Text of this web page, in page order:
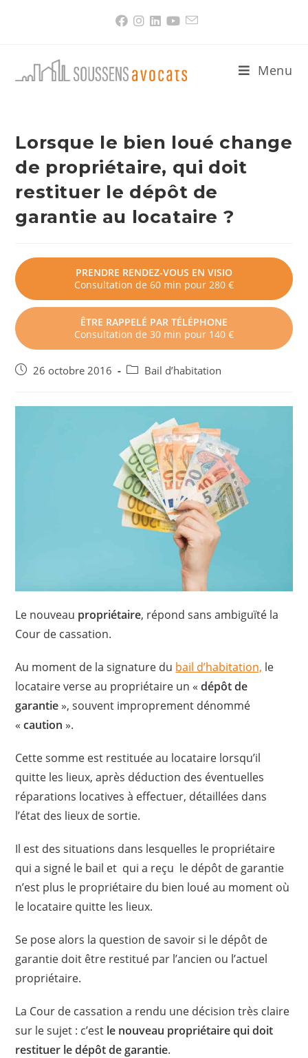
Menu
Lorsque le bien loué change
de propriétaire, qui doit
restituer le dépôt de
garantie au locataire ?
PRENDRE RENDEZ-VOUS EN VISIO
Consultation de 60 min pour 280 €
ÊTRE RAPPELÉ PAR TÉLÉPHONE
Consultation de 30 min pour 140 €
Post26 octobre 2016
PostBail d’habitation
Le nouveau propriétaire, répond sans ambiguïté la
Cour de cassation.
Au moment de la signature du bail d’habitation, le
locataire verse au propriétaire un «dépôt de
garantie», souvent improprement dénommé
«caution».
Cette somme est restituée au locataire lorsqu’il
quitte les lieux, après déduction des éventuelles
réparations locatives à effectuer, détaillées dans
l’état des lieux de sortie.
Il est des situations dans lesquelles le propriétaire
qui a signé le bail et qui a reçu le dépôt de garantie
n’est plus le propriétaire du bien loué au moment où
le locataire quitte les lieux.
Se pose alors la question de savoir si le dépôt de
garantie doit être restitué par l’ancien ou l’actuel
propriétaire.
La Cour de cassation a rendu une décision très claire
sur le sujet : c’est le nouveau propriétaire qui doit
restituer le dépôt de garantie.